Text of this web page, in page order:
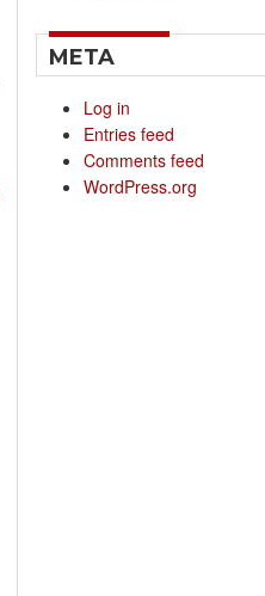
META
Log in
Entries feed
Comments feed
WordPress.org